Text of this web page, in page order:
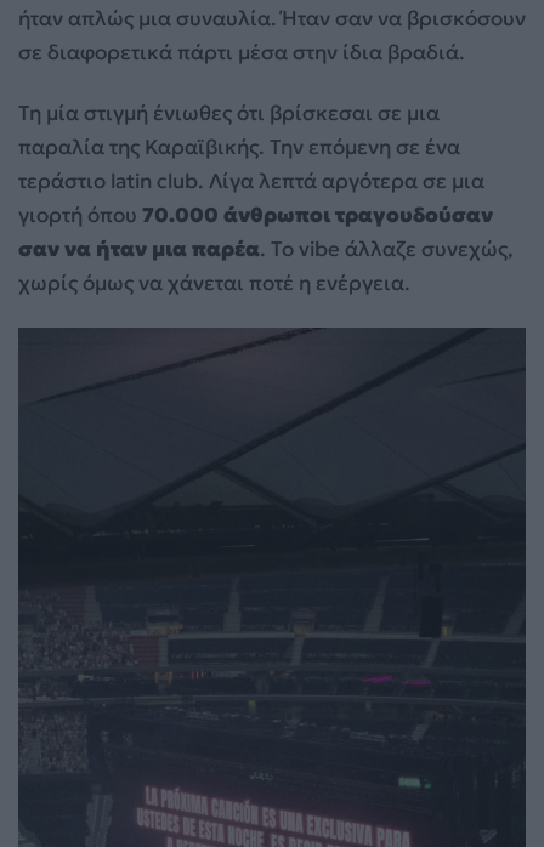
ήταν απλώς μια συναυλία. Ήταν σαν να βρισκόσουν
σε διαφορετικά πάρτι μέσα στην ίδια βραδιά.
Τη μία στιγμή ένιωθες ότι βρίσκεσαι σε μια
παραλία της Καραϊβικής. Την επόμενη σε ένα
τεράστιο latin club. Λίγα λεπτά αργότερα σε μια
γιορτή όπου 70.000 άνθρωποι τραγουδούσαν
σαν να ήταν μια παρέα. Το vibe άλλαζε συνεχώς,
χωρίς όμως να χάνεται ποτέ η ενέργεια.